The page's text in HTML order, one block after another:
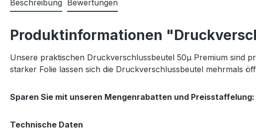
Beschreibung Bewertungen
Produktinformationen
Unsere praktischen Druckverschlussbeutel 50μ Premium sind
starker Folie lassen sich die Druckverschlussbeutel mehrmals
Sparen Sie mit unseren Mengenrabatten und
Technische Daten